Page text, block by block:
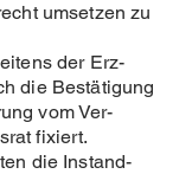
umsetzen zu
der Erz-
die Bestätigung
vom Ver-
fixiert.
die Instand-